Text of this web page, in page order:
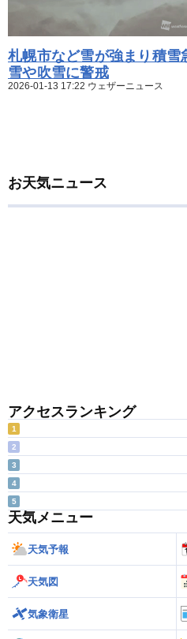
札幌市など雪が強まり積
雪や吹雪に警戒
2026-01-13 17:22 ウェザーニュース
お天気ニュース
アクセスランキング
1
2
3
4
5
天気メニュー
天気予報
天気図
気象衛星